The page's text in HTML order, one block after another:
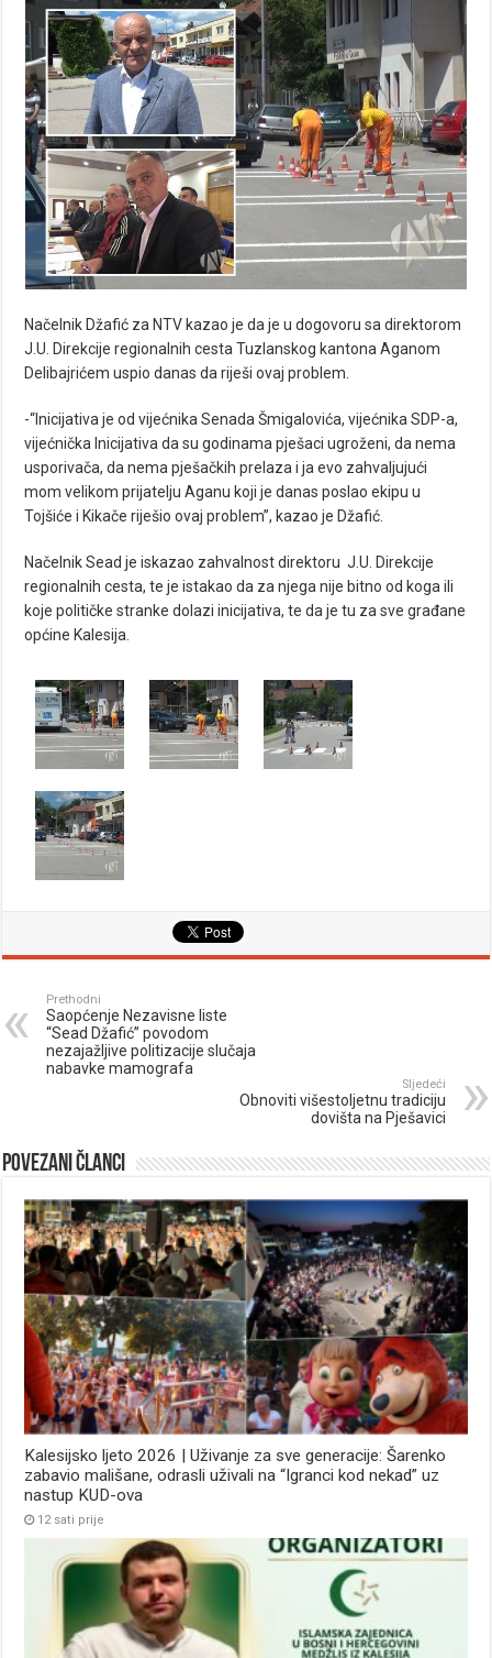
Načelnik Džafić za NTV kazao je da je u dogovoru sa direktorom
J.U. Direkcije regionalnih cesta Tuzlanskog kantona Aganom
Delibajrićem uspio danas da riješi ovaj problem.
-“Inicijativa je od vijećnika Senada Šmigalovića, vijećnika SDP-a,
vijećnička Inicijativa da su godinama pješaci ugroženi, da nema
usporivača, da nema pješačkih prelaza i ja evo zahvaljujući
mom velikom prijatelju Aganu koji je danas poslao ekipu u
Tojšiće i Kikače riješio ovaj problem”, kazao je Džafić.
Načelnik Sead je iskazao zahvalnost direktoru J.U. Direkcije
regionalnih cesta, te je istakao da za njega nije bitno od koga ili
koje političke stranke dolazi inicijativa, te da je tu za sve građane
općine Kalesija.
Prethodni
Saopćenje Nezavisne liste
“Sead Džafić” povodom
nezajažljive politizacije slučaja
nabavke mamografa
Sljedeći
Obnoviti višestoljetnu tradiciju
dovišta na Pješavici
Povezani članci
Kalesijsko ljeto 2026 | Uživanje za sve generacije: Šarenko
zabavio mališane, odrasli uživali na “Igranci kod nekad” uz
nastup KUD-ova
12 sati prije